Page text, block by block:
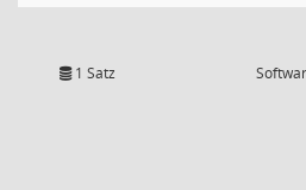
1 Satz